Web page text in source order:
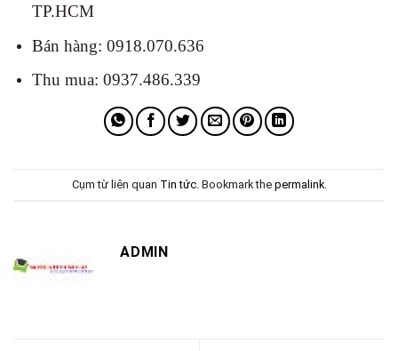
TP.HCM
Bán hàng: 0918.070.636
Thu mua: 0937.486.339
Cụm từ liên quan Tin tức. Bookmark the permalink.
ADMIN